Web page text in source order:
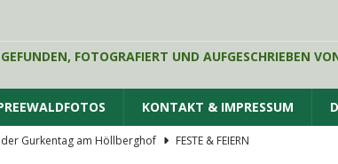
FOTOGRAFIERT UND AUFGESCHRIEBEN
KONTAKT & IMPRESSUM
Gurkentag am Höllberghof
FESTE & FEIERN